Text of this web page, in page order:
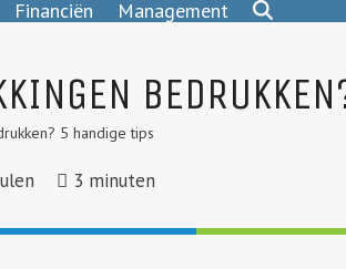
Financiën Management
5 handige tips
3 minuten